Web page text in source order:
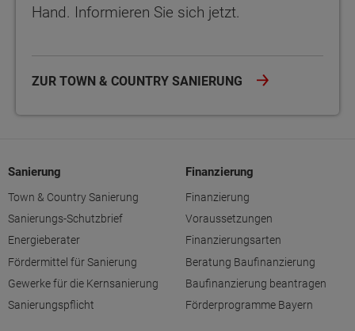
Hand. Informieren Sie sich jetzt.
ZUR TOWN & COUNTRY SANIERUNG
Sanierung
Town & Country Sanierung
Sanierungs-Schutzbrief
Energieberater
Fördermittel für Sanierung
Gewerke für die Kernsanierung
Sanierungspflicht
Finanzierung
Finanzierung
Voraussetzungen
Finanzierungsarten
Beratung Baufinanzierung
Baufinanzierung beantragen
Förderprogramme Bayern